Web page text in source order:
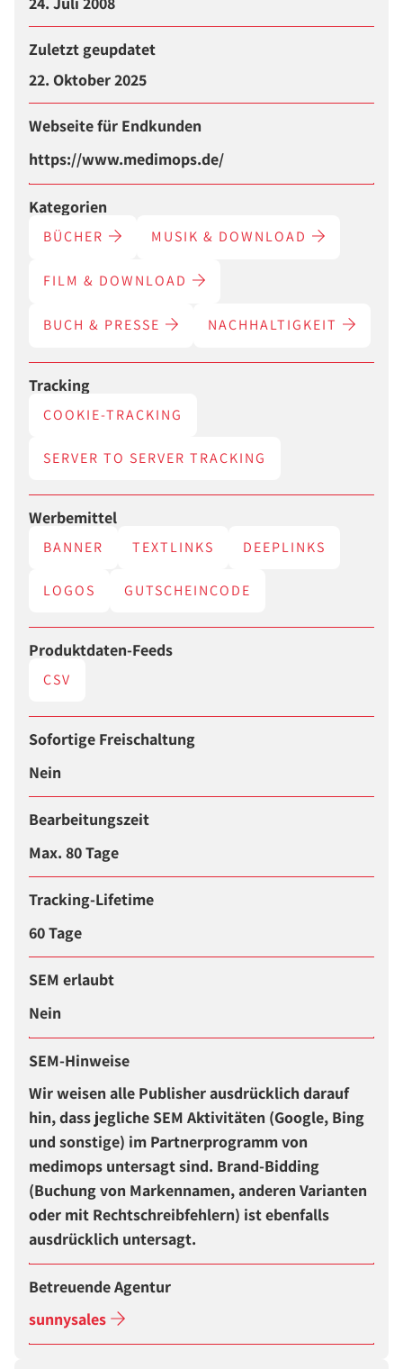
Zuletzt geupdatet
22. Oktober 2025
Webseite für Endkunden
https://www.medimops.de/
Kategorien
BÜCHER MUSIK & DOWNLOAD
FILM & DOWNLOAD
BUCH & PRESSE NACHHALTIGKEIT
Tracking
COOKIE-TRACKING
SERVER TO SERVER TRACKING
Werbemittel
BANNER TEXTLINKS DEEPLINKS
LOGOS GUTSCHEINCODE
Produktdaten-Feeds
CSV
Sofortige Freischaltung
Nein
Bearbeitungszeit
Max. 80 Tage
Tracking-Lifetime
60 Tage
SEM erlaubt
Nein
SEM-Hinweise
Wir weisen alle Publisher ausdrücklich darauf
hin, dass jegliche SEM Aktivitäten (Google, Bing
und sonstige) im Partnerprogramm von
medimops untersagt sind. Brand-Bidding
(Buchung von Markennamen, anderen Varianten
oder mit Rechtschreibfehlern) ist ebenfalls
ausdrücklich untersagt.
Betreuende Agentur
sunnysales